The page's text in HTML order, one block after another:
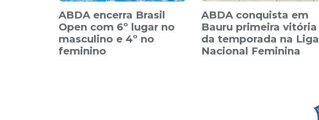
ABDA encerra Brasil
Open com 6º lugar no
masculino e 4º no
feminino
ABDA conquista em
Bauru primeira vitória
da temporada na Liga
Nacional Feminina